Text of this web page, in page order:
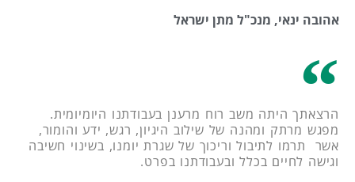
אהובה ינאי, מנכ"ל מתן ישראל
הרצאתך היתה משב רוח מרענן בעבודתנו היומיומית.
מפגש מרתק ומהנה של שילוב היגיון, רגש, ידע והומור,
אשר תרמו לתיבול וריכוך של שגרת יומנו, בשינוי חשיבה
וגישה לחיים בכלל ובעבודתנו בפרט.